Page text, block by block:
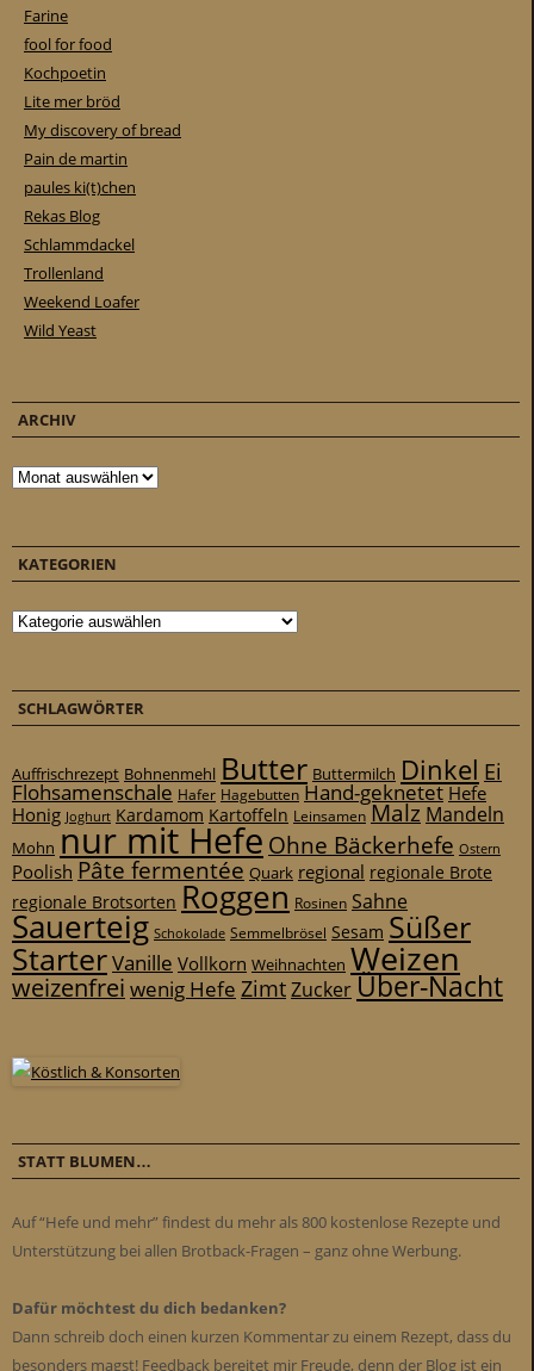
Farine
fool for food
Kochpoetin
Lite mer bröd
My discovery of bread
Pain de martin
paules ki(t)chen
Rekas Blog
Schlammdackel
Trollenland
Weekend Loafer
Wild Yeast
ARCHIV
Archiv
KATEGORIEN
Kategorien
SCHLAGWÖRTER
Auffrischrezept Bohnenmehl Butter Buttermilch Dinkel Ei
Flohsamenschale Hafer Hagebutten Hand-geknetet Hefe
Honig Joghurt Kardamom Kartoffeln Leinsamen Malz Mandeln
Mohn nur mit Hefe Ohne Bäckerhefe Ostern
Poolish Pâte fermentée Quark regional regionale Brote
regionale Brotsorten Roggen Rosinen Sahne
Sauerteig Schokolade Semmelbrösel Sesam Süßer
StarterVanille Vollkorn Weihnachten Weizen
weizenfrei wenig Hefe ZimtZuckerÜber-Nacht
STATT BLUMEN…
Auf “Hefe und mehr” findest du mehr als 800 kostenlose Rezepte und
Unterstützung bei allen Brotback-Fragen – ganz ohne Werbung.
Dafür möchtest du dich bedanken?
Dann schreib doch einen kurzen Kommentar zu einem Rezept, dass du
besonders magst! Feedback bereitet mir Freude, denn der Blog ist ein